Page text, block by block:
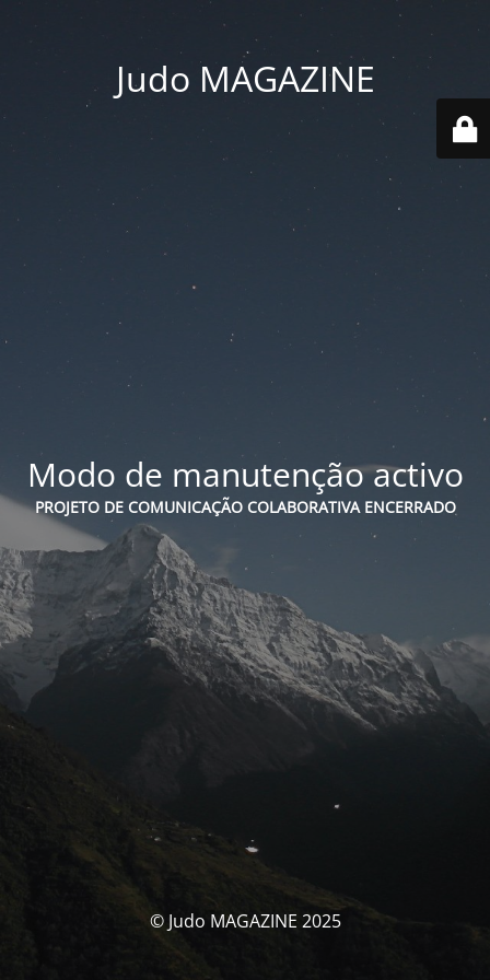
Judo MAGAZINE
Modo de manutenção activo
PROJETO DE COMUNICAÇÃO COLABORATIVA ENCERRADO
© Judo MAGAZINE 2025